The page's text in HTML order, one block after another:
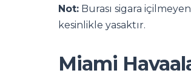
Not: Burası sigara
kesinlikle yasaktır.
Miami